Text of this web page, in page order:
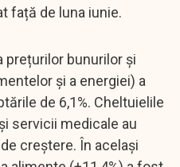
față de luna iunie.
prețurilor bunurilor și
și a energiei) a
de 6,1%. Cheltuielile
servicii medicale au
creștere. În același